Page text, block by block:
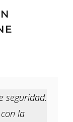
seguridad.
la